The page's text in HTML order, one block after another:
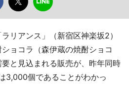
リアンス」（新宿区神楽坂2）
ョコラ（森伊蔵の焼酎ショコ
と見込まれる販売が、昨年同時
3,000個であることがわかっ